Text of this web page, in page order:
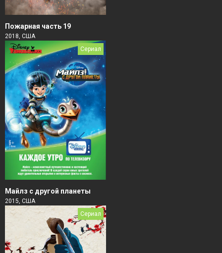
Пожарная часть 19
2018, США
Сериал
Майлз с другой планеты
2015, США
Сериал